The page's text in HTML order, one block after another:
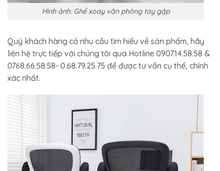
Hình ảnh: Ghế xoay văn phòng tay gập
Quý khách hàng có nhu cầu tìm hiểu về sản phẩm, hãy
liên hệ trực tiếp với chúng tôi qua Hotline 0907.14.58.58 &
0768.66.58.58- 0.68.79.25.75 để được tư vấn cụ thể, chính
xác nhất.